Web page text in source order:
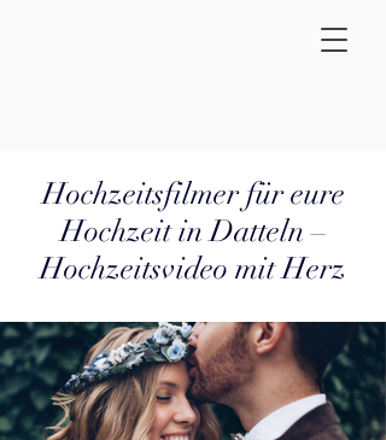
Hochzeitsfilmer für eure
Hochzeit in Datteln –
Hochzeitsvideo mit Herz